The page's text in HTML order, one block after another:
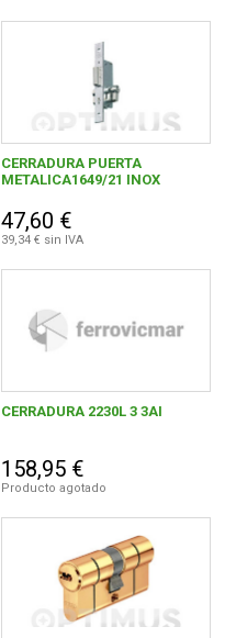
CERRADURA PUERTA
METALICA1649/21 INOX
47,60 €
39,34 € sin IVA
CERRADURA 2230L 3 3AI
158,95 €
Producto agotado